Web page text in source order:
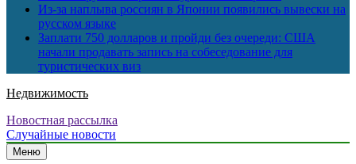
Из-за наплыва россиян в Японии появились вывески на
русском языке
Заплати 750 долларов и пройди без очереди: США
начали продавать запись на собеседование для
туристических виз
Недвижимость
Новостная рассылка
Случайные новости
Меню